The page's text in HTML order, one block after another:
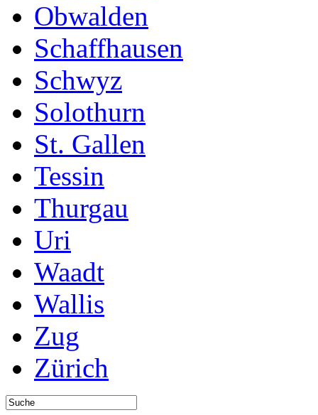
Obwalden
Schaffhausen
Schwyz
Solothurn
St. Gallen
Tessin
Thurgau
Uri
Waadt
Wallis
Zug
Zürich